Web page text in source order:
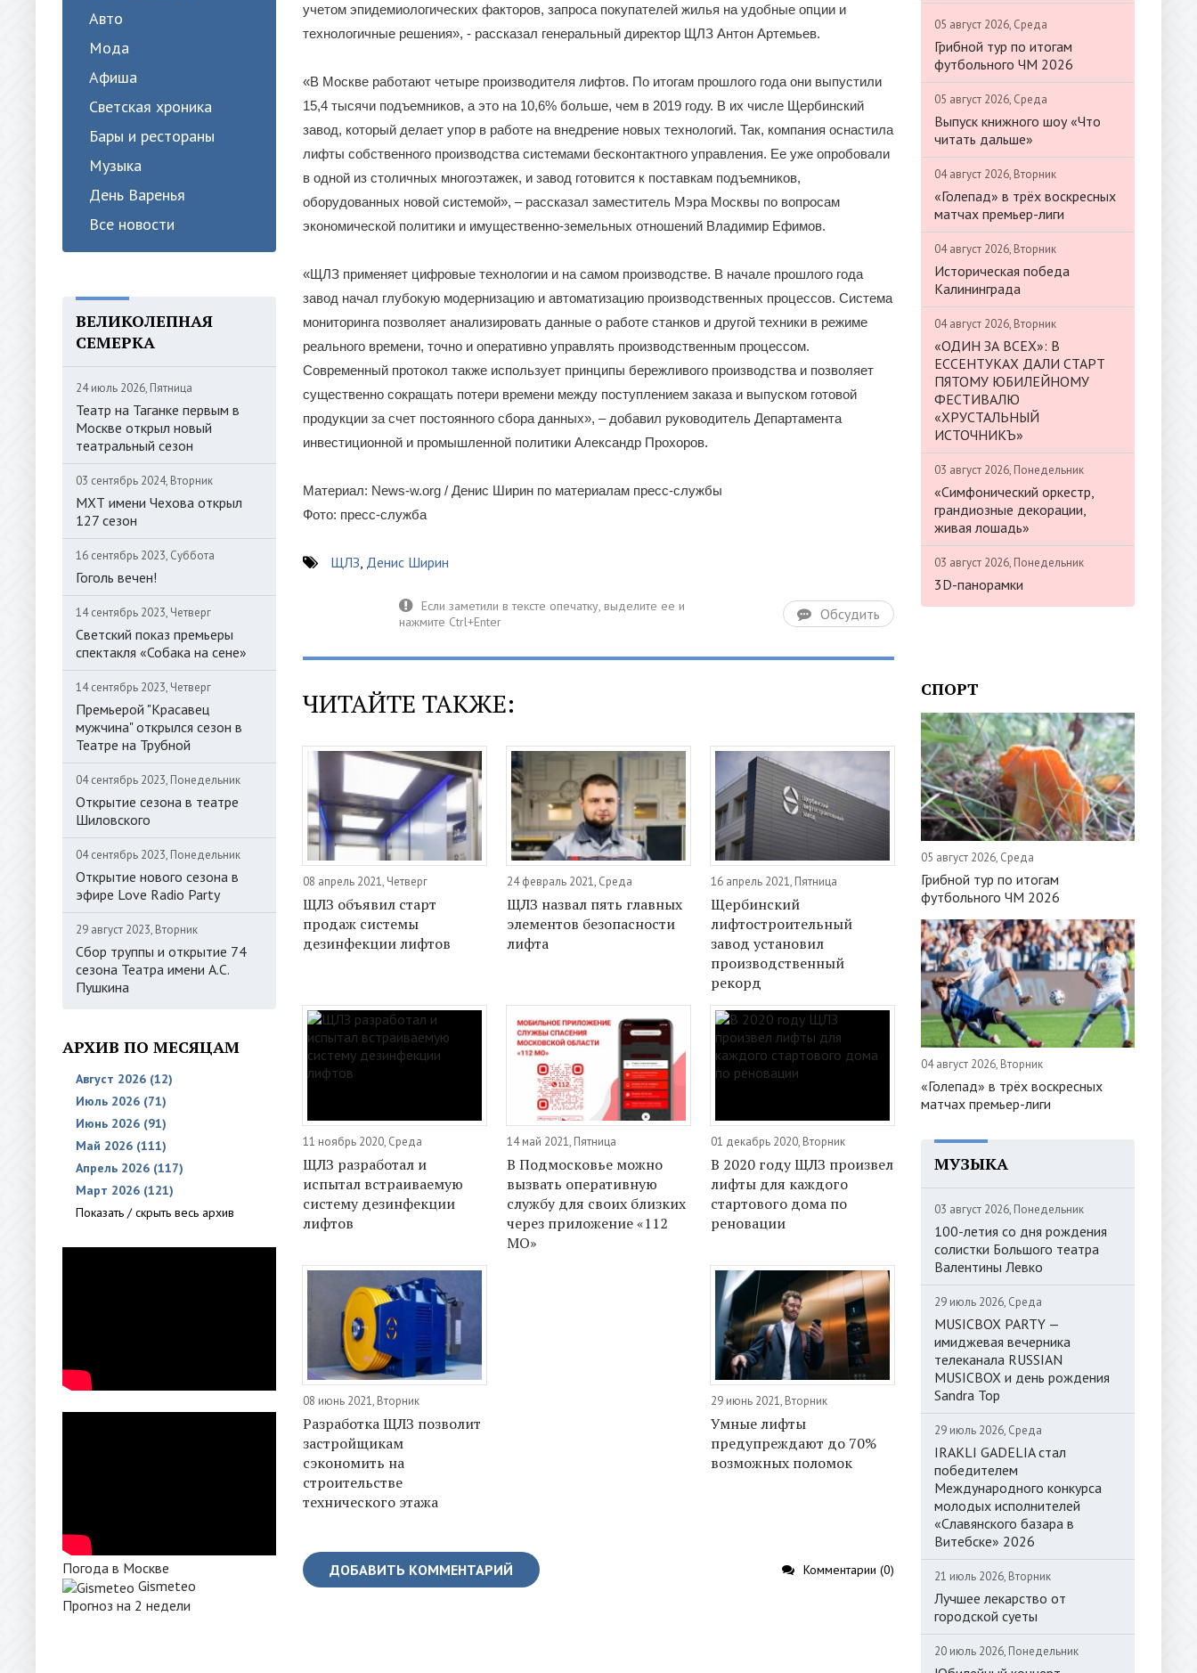
Авто
Мода
Афиша
Светская хроника
Бары и рестораны
Музыка
День Варенья
Все новости
ВЕЛИКОЛЕПНАЯ
СЕМЕРКА
24 июль 2026, Пятница
Театр на Таганке первым в
Москве открыл новый
театральный сезон
03 сентябрь 2024, Вторник
МХТ имени Чехова открыл
127 сезон
16 сентябрь 2023, Суббота
Гоголь вечен!
14 сентябрь 2023, Четверг
Светский показ премьеры
спектакля «Собака на сене»
14 сентябрь 2023, Четверг
Премьерой "Красавец
мужчина" открылся сезон в
Театре на Трубной
04 сентябрь 2023, Понедельник
Открытие сезона в театре
Шиловского
04 сентябрь 2023, Понедельник
Открытие нового сезона в
эфире Love Radio Party
29 август 2023, Вторник
Сбор труппы и открытие 74
сезона Театра имени А.С.
Пушкина
АРХИВ ПО МЕСЯЦАМ
Август 2026 (12)
Июль 2026 (71)
Июнь 2026 (91)
Май 2026 (111)
Апрель 2026 (117)
Март 2026 (121)
Показать / скрыть весь архив
Погода в Москве
Gismeteo
Прогноз на 2 недели
учетом эпидемиологических факторов, запроса покупателей жилья на удобные опции и
технологичные решения», - рассказал генеральный директор ЩЛЗ Антон Артемьев.
«В Москве работают четыре производителя лифтов. По итогам прошлого года они выпустили
15,4 тысячи подъемников, а это на 10,6% больше, чем в 2019 году. В их числе Щербинский
завод, который делает упор в работе на внедрение новых технологий. Так, компания оснастила
лифты собственного производства системами бесконтактного управления. Ее уже опробовали
в одной из столичных многоэтажек, и завод готовится к поставкам подъемников,
оборудованных новой системой», – рассказал заместитель Мэра Москвы по вопросам
экономической политики и имущественно-земельных отношений Владимир Ефимов.
«ЩЛЗ применяет цифровые технологии и на самом производстве. В начале прошлого года
завод начал глубокую модернизацию и автоматизацию производственных процессов. Система
мониторинга позволяет анализировать данные о работе станков и другой техники в режиме
реального времени, точно и оперативно управлять производственным процессом.
Современный протокол также использует принципы бережливого производства и позволяет
существенно сокращать потери времени между поступлением заказа и выпуском готовой
продукции за счет постоянного сбора данных», – добавил руководитель Департамента
инвестиционной и промышленной политики Александр Прохоров.
Материал: News-w.org / Денис Ширин по материалам пресс-службы
Фото: пресс-служба
ЩЛЗ, Денис Ширин
Обсудить
ЧИТАЙТЕ ТАКЖЕ:
08 апрель 2021, Четверг
ЩЛЗ объявил старт
продаж системы
дезинфекции лифтов
24 февраль 2021, Среда
ЩЛЗ назвал пять главных
элементов безопасности
лифта
16 апрель 2021, Пятница
Щербинский
лифтостроительный
завод установил
производственный
рекорд
11 ноябрь 2020, Среда
ЩЛЗ разработал и
испытал встраиваемую
систему дезинфекции
лифтов
14 май 2021, Пятница
В Подмосковье можно
вызвать оперативную
службу для своих близких
через приложение «112
МО»
01 декабрь 2020, Вторник
В 2020 году ЩЛЗ произвел
лифты для каждого
стартового дома по
реновации
08 июнь 2021, Вторник
Разработка ЩЛЗ позволит
застройщикам
сэкономить на
строительстве
технического этажа
29 июнь 2021, Вторник
Умные лифты
предупреждают до 70%
возможных поломок
ДОБАВИТЬ КОММЕНТАРИЙ Комментарии (0)
05 август 2026, Среда
Грибной тур по итогам
футбольного ЧМ 2026
05 август 2026, Среда
Выпуск книжного шоу «Что
читать дальше»
04 август 2026, Вторник
«Голепад» в трёх воскресных
матчах премьер-лиги
04 август 2026, Вторник
Историческая победа
Калининграда
04 август 2026, Вторник
«ОДИН ЗА ВСЕХ»: В
ЕССЕНТУКАХ ДАЛИ СТАРТ
ПЯТОМУ ЮБИЛЕЙНОМУ
ФЕСТИВАЛЮ
«ХРУСТАЛЬНЫЙ
ИСТОЧНИКЪ»
03 август 2026, Понедельник
«Симфонический оркестр,
грандиозные декорации,
живая лошадь»
03 август 2026, Понедельник
3D-панорамки
СПОРТ
05 август 2026, Среда
Грибной тур по итогам
футбольного ЧМ 2026
04 август 2026, Вторник
«Голепад» в трёх воскресных
матчах премьер-лиги
МУЗЫКА
03 август 2026, Понедельник
100-летия со дня рождения
солистки Большого театра
Валентины Левко
29 июль 2026, Среда
MUSICBOX PARTY —
имиджевая вечерника
телеканала RUSSIAN
MUSICBOX и день рождения
Sandra Top
29 июль 2026, Среда
IRAKLI GADELIA стал
победителем
Международного конкурса
молодых исполнителей
«Славянского базара в
Витебске» 2026
21 июль 2026, Вторник
Лучшее лекарство от
городской суеты
20 июль 2026, Понедельник